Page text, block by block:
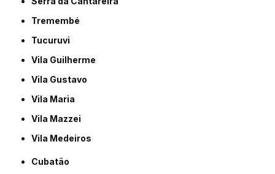
Tremembé
Tucuruvi
Vila Guilherme
Vila Gustavo
Vila Maria
Vila Mazzei
Vila Medeiros
Cubatão